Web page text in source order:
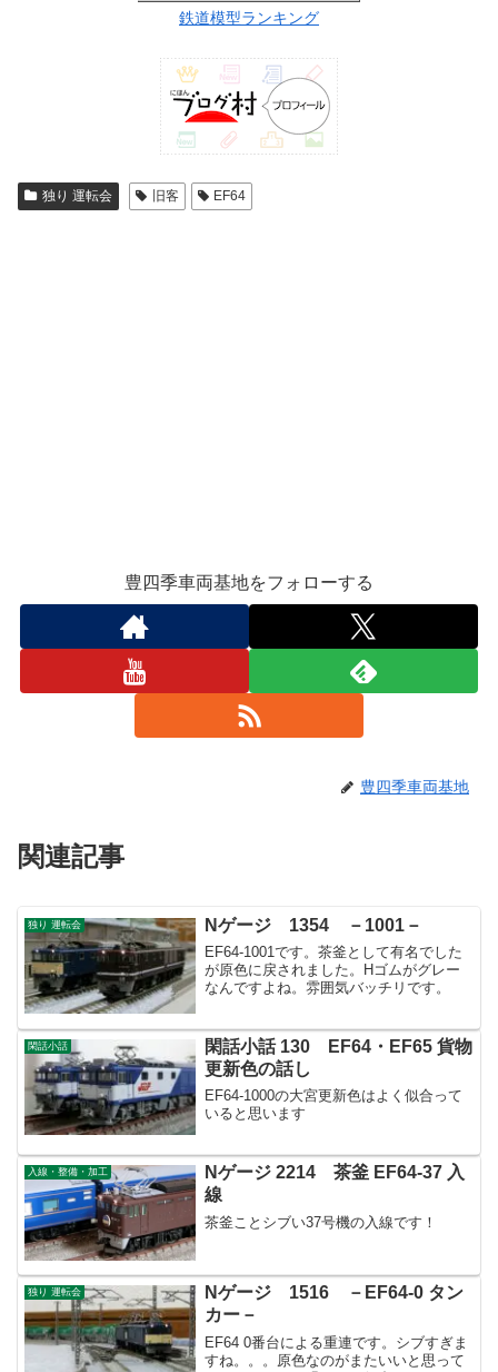
鉄道模型ランキング
独り 運転会 旧客 EF64
豊四季車両基地をフォローする
豊四季車両基地
関連記事
独り 運転会 Nゲージ 1354 －1001－
EF64-1001です。茶釜として有名でした
が原色に戻されました。Hゴムがグレー
なんですよね。雰囲気バッチリです。
閑話小話
閑話小話 130 EF64・EF65 貨物
更新色の話し
EF64-1000の大宮更新色はよく似合って
いると思います
入線・整備・加工
Nゲージ 2214 茶釜 EF64‐37 入
線
茶釜ことシブい37号機の入線です！
独り 運転会
Nゲージ 1516 －EF64-0 タン
カー－
EF64 0番台による重連です。シブすぎま
すね。。。原色なのがまたいいと思って